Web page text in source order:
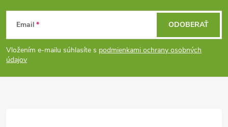
Z
á
p
Email
Vložením e-mailu súhlasíte s podmienkami ochrany osobných
údajov
ODOBERAŤ